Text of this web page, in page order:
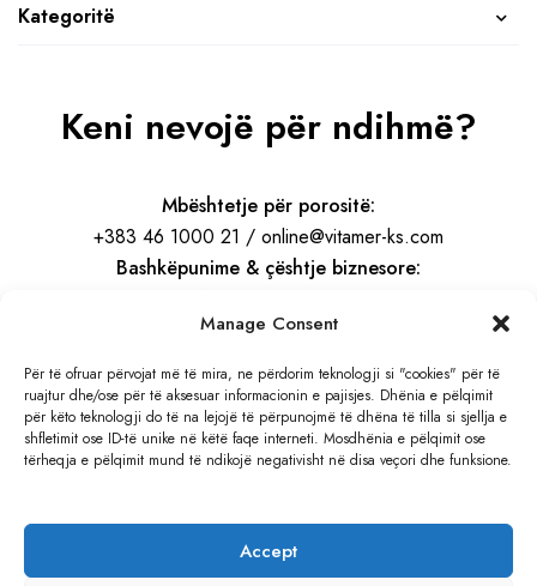
Manage Consent
Për të ofruar përvojat më të mira, ne përdorim teknologji si "cookies" për të
ruajtur dhe/ose për të aksesuar informacionin e pajisjes. Dhënia e pëlqimit
për këto teknologji do të na lejojë të përpunojmë të dhëna të tilla si sjellja e
shfletimit ose ID-të unike në këtë faqe interneti. Mosdhënia e pëlqimit ose
tërheqja e pëlqimit mund të ndikojë negativisht në disa veçori dhe funksione.
Accept
Kategoritë
Keni nevojë për ndihmë?
Mbështetje për porositë:
+383 46 1000 21 / online@vitamer-ks.com
Bashkëpunime & çështje biznesore:
Orari i punës:
E Hënë – E Premte
08:30 – 16:30
Rruga e Gjilanit, KM 4
Hajvali, Kosovë